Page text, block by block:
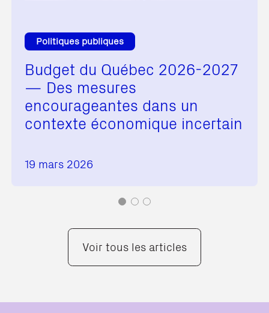
Politiques publiques
Budget du Québec 2026-2027
— Des mesures
encourageantes dans un
contexte économique incertain
19 mars 2026
Voir tous les articles